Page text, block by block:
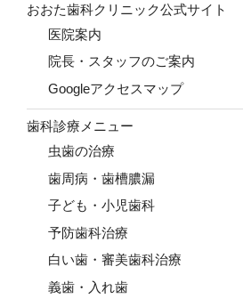
おおた歯科クリニック公式サイト
医院案内
院長・スタッフのご案内
Googleアクセスマップ
歯科診療メニュー
虫歯の治療
歯周病・歯槽膿漏
子ども・小児歯科
予防歯科治療
白い歯・審美歯科治療
義歯・入れ歯